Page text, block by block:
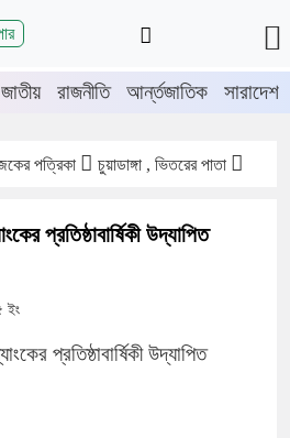
গণমিছিল
সভায়
জাতীয় রাজনীতি আর্ন্তজাতিক সারাদেশ
পত্রিকা চুয়াডাঙ্গা , ভিতরের পাতা
প্রতিষ্ঠাবার্ষিকী উদ্যাপিত
ইং